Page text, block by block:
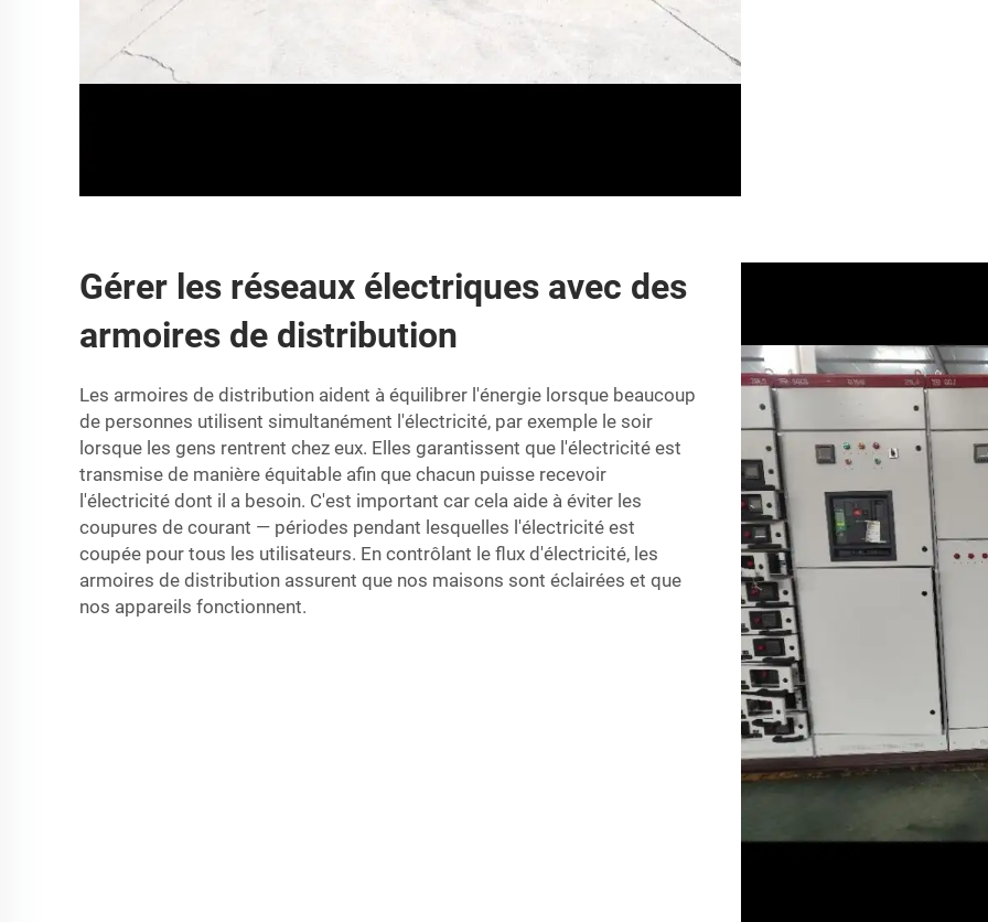
Gérer les réseaux électriques avec des
armoires de distribution
Les armoires de distribution aident à équilibrer l'énergie lorsque beaucoup
de personnes utilisent simultanément l'électricité, par exemple le soir
lorsque les gens rentrent chez eux. Elles garantissent que l'électricité est
transmise de manière équitable afin que chacun puisse recevoir
l'électricité dont il a besoin. C'est important car cela aide à éviter les
coupures de courant — périodes pendant lesquelles l'électricité est
coupée pour tous les utilisateurs. En contrôlant le flux d'électricité, les
armoires de distribution assurent que nos maisons sont éclairées et que
nos appareils fonctionnent.